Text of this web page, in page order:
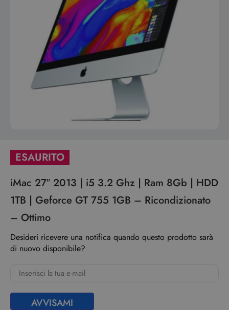
ESAURITO
iMac 27″ 2013 | i5 3.2 Ghz | Ram 8Gb | HDD
1TB | Geforce GT 755 1GB – Ricondizionato
– Ottimo
Desideri ricevere una notifica quando questo prodotto sarà
di nuovo disponibile?
AVVISAMI